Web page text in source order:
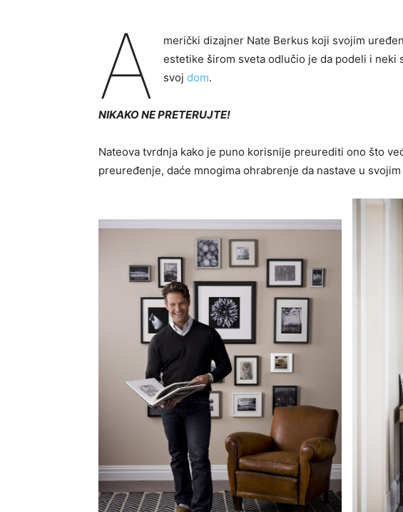
A
merički dizajner Nate Berkus koji svojim
estetike širom sveta odlučio je da podeli i neki
svoj dom.
NIKAKO NE PRETERUJTE!
Nateova tvrdnja kako je puno korisnije preurediti ono što
preuređenje, daće mnogima ohrabrenje da nastave u